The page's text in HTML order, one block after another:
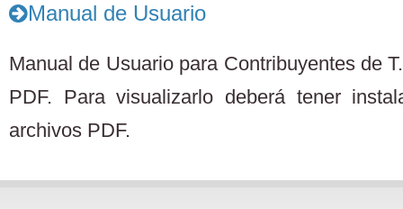
Manual de Usuario
Manual de Usuario para Contribuyentes de
PDF. Para visualizarlo deberá tener
archivos PDF.